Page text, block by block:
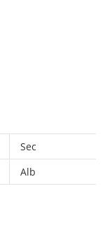
Sec
Alb